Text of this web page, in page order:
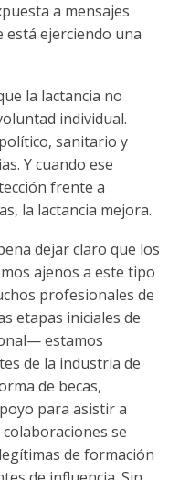
a mensajes
está ejerciendo una
la lactancia no
individual.
sanitario y
Y cuando ese
frente a
la lactancia mejora.
dejar claro que los
ajenos a este tipo
profesionales de
etapas iniciales de
estamos
de la industria de
de becas,
para asistir a
se
de formación